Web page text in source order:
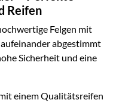
Reifen
Felgen mit
abgestimmt
Sicherheit und eine
einem Qualitätsreifen